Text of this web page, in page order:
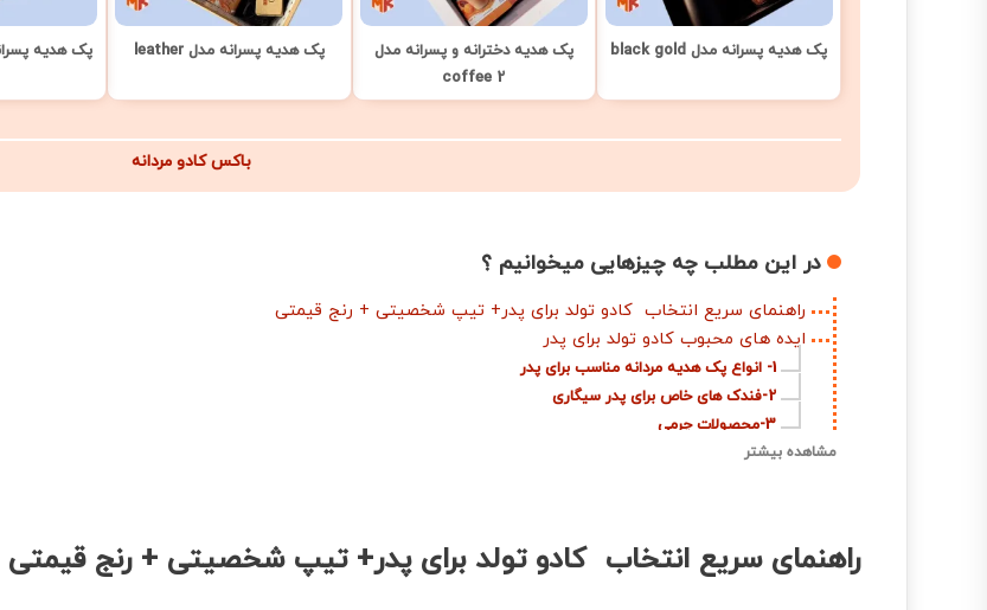
پک هدیه پسرانه مدل black gold
پک هدیه دخترانه و پسرانه مدل
coffee 2
پک هدیه پسرانه مدل leather
باکس کادو مردانه
در این مطلب چه چیزهایی میخوانیم ؟
راهنمای سریع انتخاب کادو تولد برای پدر+ تیپ شخصیتی + رنج قیمتی
ایده‌ های محبوب کادو تولد برای پدر
1- انواع پک هدیه مردانه مناسب برای پدر
2-فندک های خاص برای پدر سیگاری
3-محصولات چرمی
3-ابزارهای سلامت
7-لوازم جانبی موبایل
مشاهده بیشتر
راهنمای سریع انتخاب کادو تولد برای پدر+ تیپ شخصیتی + رنج قیمتی
نمیدونی چی کادو بدی؟!